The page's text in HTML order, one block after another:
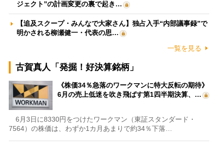
ジェクト”の計画変更の裏で起き…
【追及スクープ・みんなで大家さん】独占入手“内部議事録”で
明かされる柳瀬健一・代表の思…
一覧を見る
古賀真人「発掘！好決算銘柄」
《株価34％急落のワークマンに特大反転の期待》
6月の売上低迷を吹き飛ばす第1四半期決算、…
6月3日に8330円をつけたワークマン（東証スタンダード・
7564）の株価は、わずか1カ月あまりで約34％下落…